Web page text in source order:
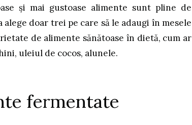
și mai gustoase alimente sunt pline de
doar trei pe care să le adaugi în mesele
de alimente sănătoase în dietă, cum ar
uleiul de cocos, alunele.
fermentate